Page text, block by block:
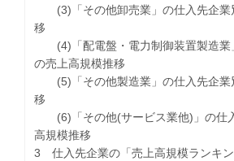
(3)「その他卸売業」の仕入先企業
移
(4)「配電盤・電力制御装置製造業
の売上高規模推移
(5)「その他製造業」の仕入先企業
移
(6)「その他(サービス業他)」の仕
高規模推移
3 仕入先企業の「売上高規模ランキン